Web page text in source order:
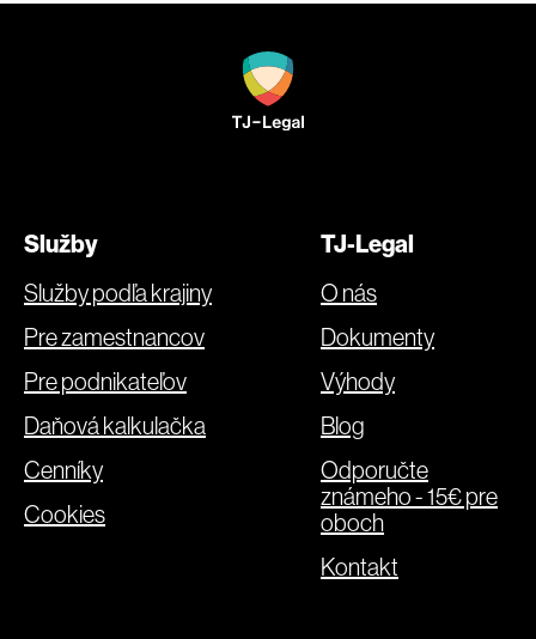
Služby
Služby podľa krajiny
Pre zamestnancov
Pre podnikateľov
Daňová kalkulačka
Cenníky
Cookies
TJ-Legal
O nás
Dokumenty
Výhody
Blog
Odporučte
známeho - 15€ pre
oboch
Kontakt